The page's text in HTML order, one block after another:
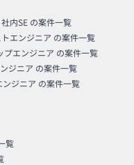
社内SE の案件一覧
エンジニア の案件一覧
プエンジニア の案件一覧
ジニア の案件一覧
ジニア の案件一覧
覧